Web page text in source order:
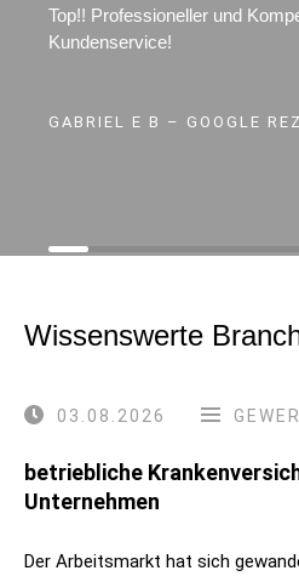
Top!! Professioneller und
Kundenservice!
GABRIEL E B – GOOGLE
Wissenswerte
03.08.2026
betriebliche
Unternehmen
Der Arbeitsmarkt hat sich